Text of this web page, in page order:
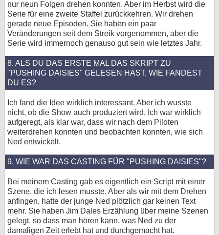
nur neun Folgen drehen konnten. Aber im Herbst wird die
Serie für eine zweite Staffel zurückkehren. Wir drehen
gerade neue Episoden. Sie haben ein paar
Veränderungen seit dem Streik vorgenommen, aber die
Serie wird immernoch genauso gut sein wie letztes Jahr.
8. ALS DU DAS ERSTE MAL DAS SKRIPT ZU
"PUSHING DAISIES" GELESEN HAST, WIE FANDEST
DU ES?
Ich fand die Idee wirklich interessant. Aber ich wusste
nicht, ob die Show auch produziert wird. Ich war wirklich
aufgeregt, als klar war, dass wir nach dem Piloten
weiterdrehen konnten und beobachten konnten, wie sich
Ned entwickelt.
9. WIE WAR DAS CASTING FÜR "PUSHING DAISIES"?
Bei meinem Casting gab es eigentlich ein Script mit einer
Szene, die ich lesen musste. Aber als wir mit dem Drehen
anfingen, hatte der junge Ned plötzlich gar keinen Text
mehr. Sie haben Jim Dales Erzählung über meine Szenen
gelegt, so dass man hören kann, was Ned zu der
damaligen Zeit erlebt hat und durchgemacht hat.